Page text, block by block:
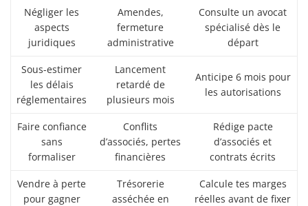
Négliger les
aspects
juridiques
Amendes,
fermeture
administrative
Consulte un avocat
spécialisé dès le
départ
Sous-estimer
les délais
réglementaires
Lancement
retardé de
plusieurs mois
Anticipe 6 mois pour
les autorisations
Faire confiance
sans
formaliser
Conflits
d’associés, pertes
financières
Rédige pacte
d’associés et
contrats écrits
Vendre à perte
pour gagner
Trésorerie
asséchée en
Calcule tes marges
réelles avant de fixer